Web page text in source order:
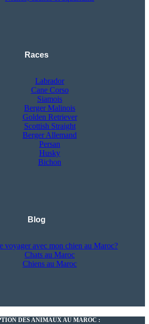
Races
Labrador
Cane Corso
Siamois
Berger Malinois
Golden Retriever
Scottish Straight
Berger Allemand
Persan
Husky
Bichon
Blog
voyager avec mon chien au Maroc?
Chats au Maroc
Chiens au Maroc
DES ANIMAUX AU MAROC :